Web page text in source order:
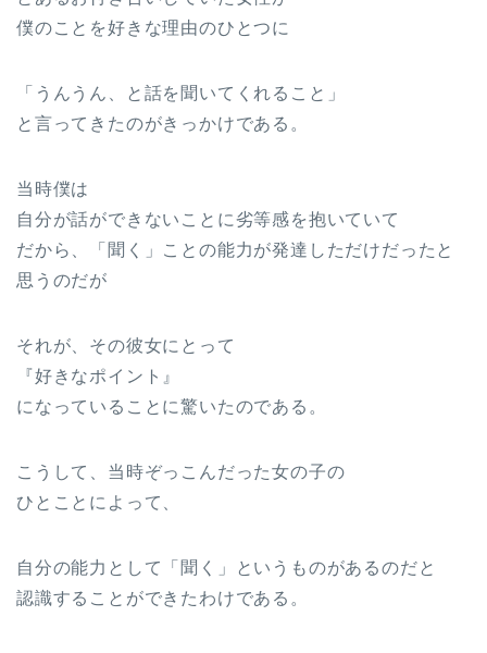
僕のことを好きな理由のひとつに
「うんうん、と話を聞いてくれること」
と言ってきたのがきっかけである。
当時僕は
自分が話ができないことに劣等感を抱いていて
だから、「聞く」ことの能力が発達しただけだったと
思うのだが
それが、その彼女にとって
『好きなポイント』
になっていることに驚いたのである。
こうして、当時ぞっこんだった女の子の
ひとことによって、
自分の能力として「聞く」というものがあるのだと
認識することができたわけである。